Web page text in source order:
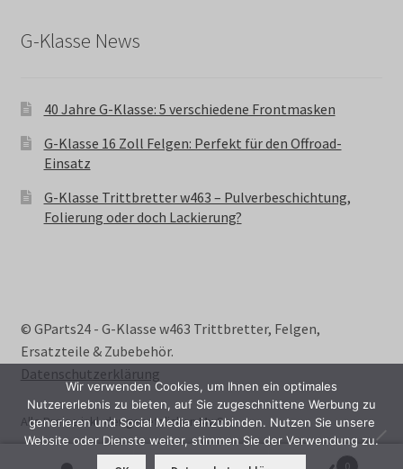
G-Klasse News
40 Jahre G-Klasse: 5 verschiedene Frontmasken
G-Klasse 16 Zoll Felgen: Perfekt für den Offroad-
Einsatz
G-Klasse Trittbretter w463 – Pulverbeschichtung,
Folierung oder doch Lackierung?
© GParts24 - G-Klasse w463 Trittbretter, Felgen,
Ersatzteile & Zubebehör.
Datenschutzerklärung
Alle Preise inkl. der gesetzlichen MwSt.
0
Wir verwenden Cookies, um Ihnen ein optimales
Nutzererlebnis zu bieten, auf Sie zugeschnittene Werbung zu
generieren und Social Media einzubinden. Nutzen Sie unsere
Website oder Dienste weiter, stimmen Sie der Verwendung zu.